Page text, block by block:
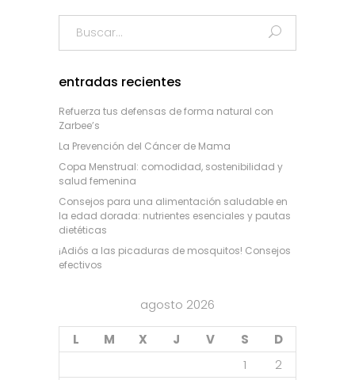
entradas recientes
Refuerza tus defensas de forma natural con
Zarbee’s
La Prevención del Cáncer de Mama
Copa Menstrual: comodidad, sostenibilidad y
salud femenina
Consejos para una alimentación saludable en
la edad dorada: nutrientes esenciales y pautas
dietéticas
¡Adiós a las picaduras de mosquitos! Consejos
efectivos
agosto 2026
L M X J V S
D
1
2